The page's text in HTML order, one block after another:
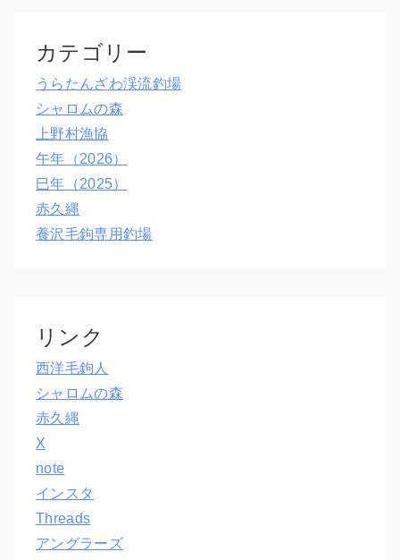
カテゴリー
うらたんざわ渓流釣場
シャロムの森
上野村漁協
午年（2026）
巳年（2025）
赤久縄
養沢毛鉤専用釣場
リンク
西洋毛鉤人
シャロムの森
赤久縄
X
note
インスタ
Threads
アングラーズ